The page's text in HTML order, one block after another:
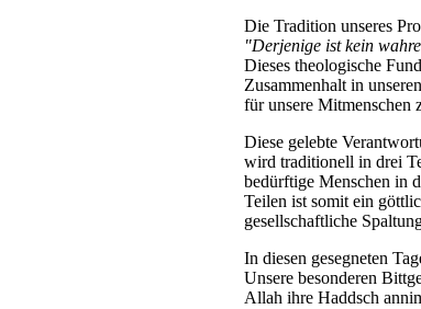
Die Tradition unseres
"Derjenige ist kein
Dieses theologische
Zusammenhalt in
für unsere Mitmenschen
Diese gelebte
wird traditionell in drei
bedürftige Menschen in
Teilen ist somit ein
gesellschaftliche
In diesen gesegneten
Unsere besonderen
Allah ihre Haddsch